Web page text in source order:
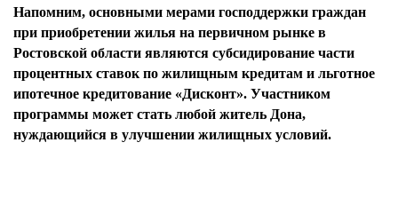
Напомним, основными мерами господдержки граждан
при приобретении жилья на первичном рынке в
Ростовской области являются субсидирование части
процентных ставок по жилищным кредитам и льготное
ипотечное кредитование «Дисконт». Участником
программы может стать любой житель Дона,
нуждающийся в улучшении жилищных условий.